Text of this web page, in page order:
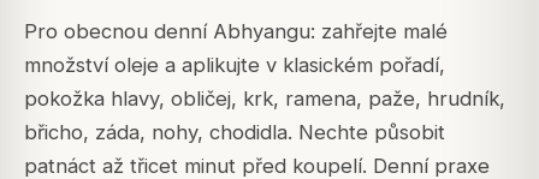
Pro obecnou denní Abhyangu: zahřejte malé
množství oleje a aplikujte v klasickém pořadí,
pokožka hlavy, obličej, krk, ramena, paže, hrudník,
břicho, záda, nohy, chodidla. Nechte působit
patnáct až třicet minut před koupelí. Denní praxe